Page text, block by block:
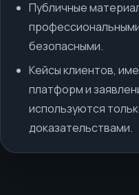
Публичные
безопасными.
Кейсы клиентов,
платформ и
используются
доказательствами.